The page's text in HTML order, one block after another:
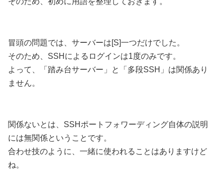
冒頭の問題では、サーバーは[S]一つだけでした。
そのため、SSHによるログインは1度のみです。
よって、「踏み台サーバー」と「多段SSH」は関係あり
ません。
関係ないとは、SSHポートフォワーディング自体の説明
には無関係ということです。
合わせ技のように、一緒に使われることはありますけど
ね。